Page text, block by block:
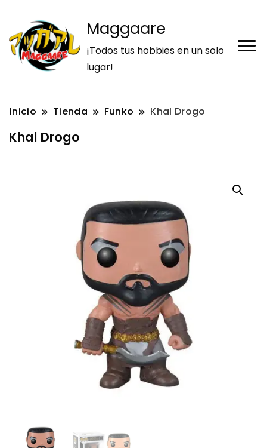
Maggaare
¡Todos tus hobbies en un solo
lugar!
Inicio Tienda Funko Khal Drogo
Khal Drogo